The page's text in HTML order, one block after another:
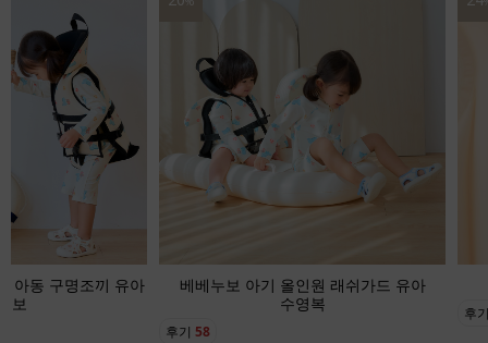
아동 구명조끼 유아
보
베베누보 아기 올인원 래쉬가드 유아
수영복
후기 58
후